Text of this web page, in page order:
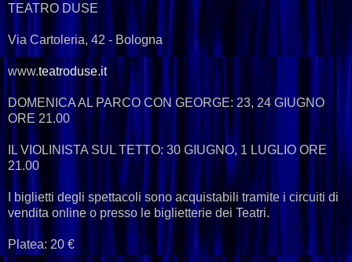
TEATRO DUSE
Via Cartoleria, 42 - Bologna
www.teatroduse.it
DOMENICA AL PARCO CON GEORGE: 23, 24 GIUGNO
ORE 21.00
IL VIOLINISTA SUL TETTO: 30 GIUGNO, 1 LUGLIO ORE
21.00
I biglietti degli spettacoli sono acquistabili tramite i circuiti di
vendita online o presso le biglietterie dei Teatri.
Platea: 20 €